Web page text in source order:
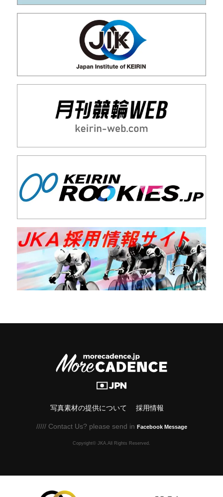
写真素材の提供について 採用情報
///// Contact Us? please send in Facebook Message
Copyright© JKA.All Rights Reserved.